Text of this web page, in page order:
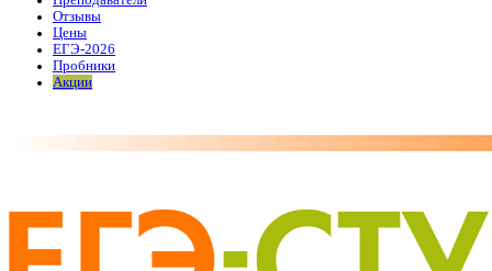
Отзывы
Цены
ЕГЭ-2026
Пробники
Акции